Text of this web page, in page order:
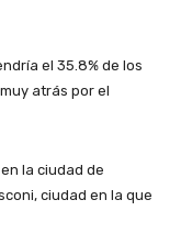
el 35.8% de los
atrás por el
la ciudad de
ciudad en la que